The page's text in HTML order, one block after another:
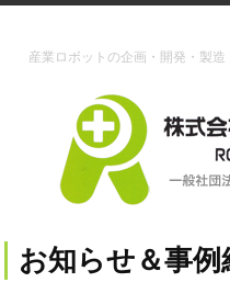
産業ロボットの企画・開発・製造
お知らせ＆事例